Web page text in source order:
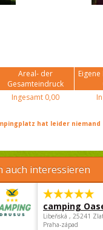
Areal- der
Gesamteindruck
Ingesamt 0,00
hat leider
auch interessieren
camping
Libeňská , 25241
Praha-západ